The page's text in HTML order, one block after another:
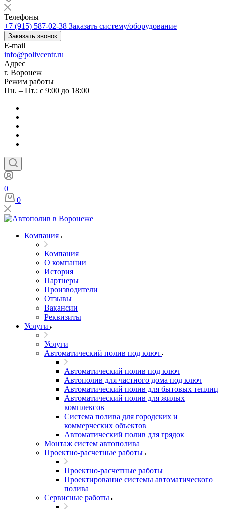
Телефоны
+7 (915) 587-02-38 Заказать систему/оборудование
Заказать звонок
E-mail
info@polivcentr.ru
Адрес
г. Воронеж
Режим работы
Пн. – Пт.: с 9:00 до 18:00
0
0
Компания
Компания
О компании
История
Партнеры
Производители
Отзывы
Вакансии
Реквизиты
Услуги
Услуги
Автоматический полив под ключ
Автоматический полив под ключ
Автополив для частного дома под ключ
Автоматический полив для бытовых теплиц
Автоматический полив для жилых
комплексов
Система полива для городских и
коммерческих объектов
Автоматический полив для грядок
Монтаж систем автополива
Проектно-расчетные работы
Проектно-расчетные работы
Проектирование системы автоматического
полива
Сервисные работы